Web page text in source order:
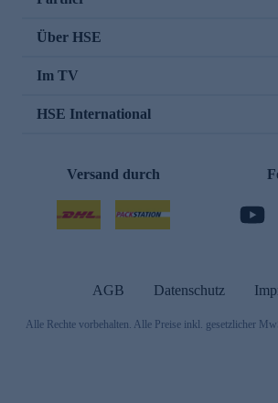
Über HSE
Im TV
HSE International
Versand durch
AGB Datenschutz
Alle Rechte vorbehalten. Alle Preise inkl. gesetzlicher